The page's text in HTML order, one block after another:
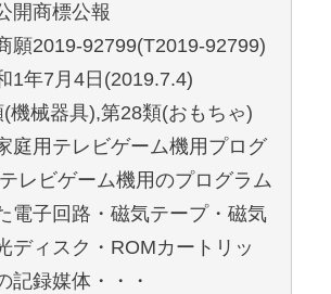
開商標公報
願2019-92799(T2019-92799)
1年7月4日(2019.7.4)
(機械器具),第28類(おもちゃ)
庭用テレビゲーム機用プログ
レビゲーム機用のプログラム
電子回路・磁気テープ・磁気
ディスク・ROMカートリッ
記録媒体・・・